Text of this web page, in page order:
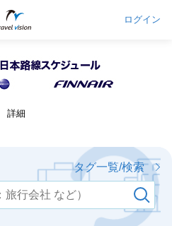
ログイン
詳細
タグ一覧/検索